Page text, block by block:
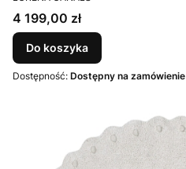
Cena
4 199,00 zł
Do koszyka
Dostępność: Dostępny na zamówienie